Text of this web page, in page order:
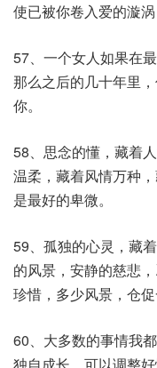
使已被你卷入爱的漩
57、一个女人如果在
那么之后的几十年里
你。
58、思念的懂，藏着
温柔，藏着风情万种
是最好的卑微。
59、孤独的心灵，藏
的风景，安静的慈悲
珍惜，多少风景，仓促
60、大多数的事情我